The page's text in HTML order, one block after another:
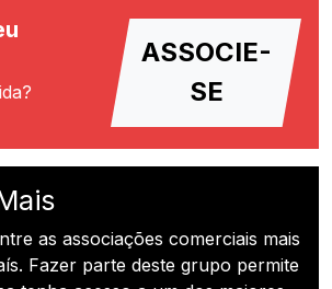
ASSOCIE-
SE
as associações comerciais mais
Fazer parte deste grupo permite